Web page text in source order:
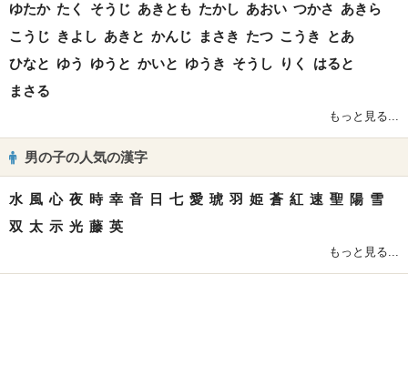
ゆたか たく そうじ あきとも たかし あおい つかさ あきら
こうじ きよし あきと かんじ まさき たつ こうき
とあ
ひなと ゆう ゆうと かいと ゆうき そうし りく
はると
まさる
もっと見る...
男の子の人気の漢字
水 風 心 夜 時 幸 音 日 七 愛 琥 羽 姫 蒼 紅 速 聖 陽 雪
双 太 示 光 藤 英
もっと見る...